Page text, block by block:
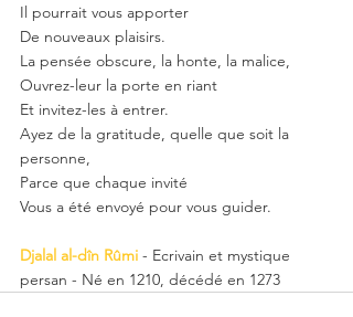
Il pourrait vous apporter
De nouveaux plaisirs.
La pensée obscure, la honte, la malice,
Ouvrez-leur la porte en riant
Et invitez-les à entrer.
Ayez de la gratitude, quelle que soit la
personne,
Parce que chaque invité
Vous a été envoyé pour vous guider.
Djalal al-dîn Rûmi - Ecrivain et mystique
persan - Né en 1210, décédé en 1273